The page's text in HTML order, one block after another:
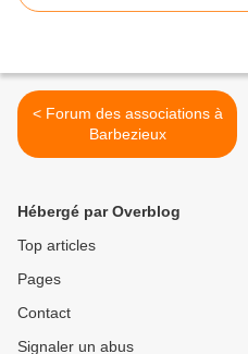
< Forum des associations à
Barbezieux
Hébergé par Overblog
Top articles
Pages
Contact
Signaler un abus